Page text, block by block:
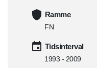
Ramme
FN
Tidsinterval
1993 - 2009